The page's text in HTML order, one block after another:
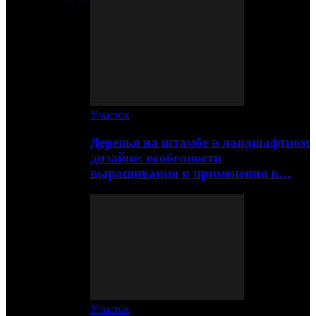
Участок
Деревья на штамбе в ландшафтном
дизайне: особенности
выращивания и применения в…
Участок